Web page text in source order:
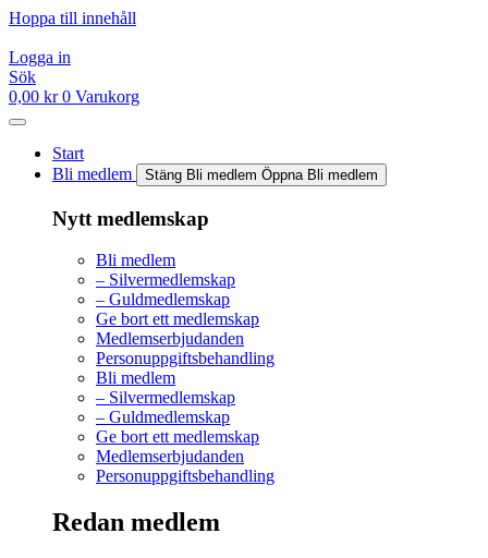
Hoppa till innehåll
Logga in
Sök
0,00 kr 0 Varukorg
Start
Bli medlem
Stäng Bli medlem Öppna Bli medlem
Nytt medlemskap
Bli medlem
– Silvermedlemskap
– Guldmedlemskap
Ge bort ett medlemskap
Medlemserbjudanden
Personuppgiftsbehandling
Bli medlem
– Silvermedlemskap
– Guldmedlemskap
Ge bort ett medlemskap
Medlemserbjudanden
Personuppgiftsbehandling
Redan medlem